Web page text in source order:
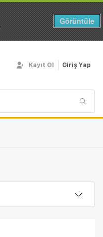
Görüntüle
Kayıt Ol Giriş Yap